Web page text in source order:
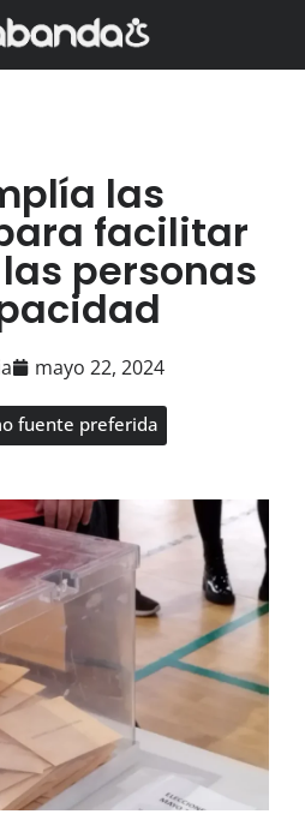
las
facilitar
personas
mayo 22, 2024
fuente preferida